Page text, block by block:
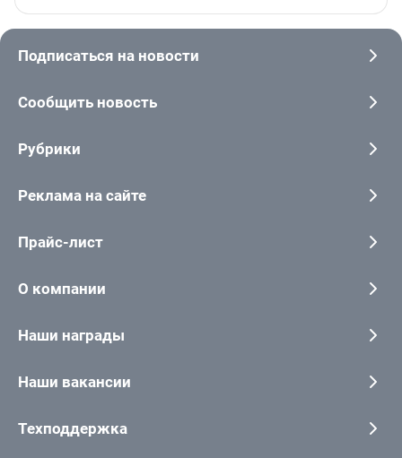
Подписаться на новости
Сообщить новость
Рубрики
Реклама на сайте
Прайс-лист
О компании
Наши награды
Наши вакансии
Техподдержка